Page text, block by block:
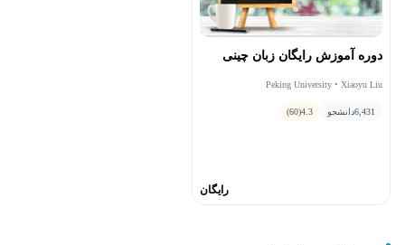
دوره آموزش رایگان زبان چینی
Peking University • Xiaoyu Liu
6,431دانشجو 4.3
(60)
رایگان